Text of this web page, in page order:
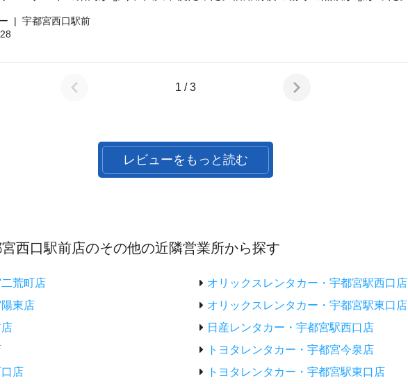
| 宇都宮西口駅前
1 / 3
レビューをもっと読む
西口駅前店のその他の近隣営業所から探す
荒町店
オリックスレンタカー・宇都宮駅西口店
東店
オリックスレンタカー・宇都宮駅東口店
日産レンタカー・宇都宮駅西口店
トヨタレンタカー・宇都宮今泉店
店
トヨタレンタカー・宇都宮駅東口店